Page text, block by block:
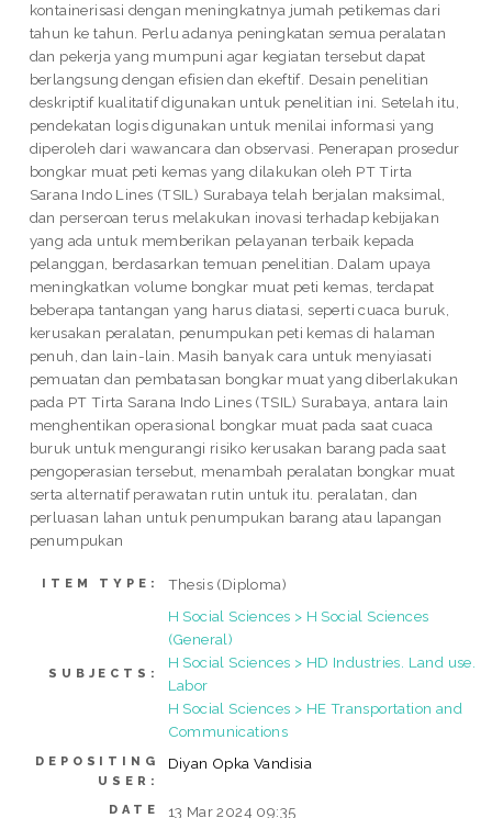
kontainerisasi dengan meningkatnya jumah petikemas dari
tahun ke tahun. Perlu adanya peningkatan semua peralatan
dan pekerja yang mumpuni agar kegiatan tersebut dapat
berlangsung dengan efisien dan ekeftif. Desain penelitian
deskriptif kualitatif digunakan untuk penelitian ini. Setelah itu,
pendekatan logis digunakan untuk menilai informasi yang
diperoleh dari wawancara dan observasi. Penerapan prosedur
bongkar muat peti kemas yang dilakukan oleh PT Tirta
Sarana Indo Lines (TSIL) Surabaya telah berjalan maksimal,
dan perseroan terus melakukan inovasi terhadap kebijakan
yang ada untuk memberikan pelayanan terbaik kepada
pelanggan, berdasarkan temuan penelitian. Dalam upaya
meningkatkan volume bongkar muat peti kemas, terdapat
beberapa tantangan yang harus diatasi, seperti cuaca buruk,
kerusakan peralatan, penumpukan peti kemas di halaman
penuh, dan lain-lain. Masih banyak cara untuk menyiasati
pemuatan dan pembatasan bongkar muat yang diberlakukan
pada PT Tirta Sarana Indo Lines (TSIL) Surabaya, antara lain
menghentikan operasional bongkar muat pada saat cuaca
buruk untuk mengurangi risiko kerusakan barang pada saat
pengoperasian tersebut, menambah peralatan bongkar muat
serta alternatif perawatan rutin untuk itu. peralatan, dan
perluasan lahan untuk penumpukan barang atau lapangan
penumpukan
ITEM TYPE: Thesis (Diploma)
SUBJECTS:
H Social Sciences > H Social Sciences
(General)
H Social Sciences > HD Industries. Land use.
Labor
H Social Sciences > HE Transportation and
Communications
DEPOSITING
USER:
Diyan Opka Vandisia
DATE 13 Mar 2024 09:35